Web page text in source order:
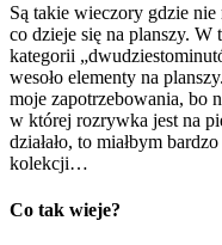
Są takie wieczory gdzie
co dzieje się na planszy.
kategorii
wesoło elementy na
moje zapotrzebowania, bo
w której rozrywka jest na
działało, to miałbym
kolekcji…
Co tak wieje?